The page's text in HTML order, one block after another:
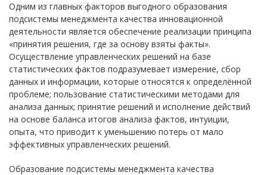
Одним из главных факторов выгодного образования
подсистемы менеджмента качества инновационной
деятельности является обеспечение реализации принципа
«принятия решения, где за основу взяты факты».
Осуществление управленческих решений на базе
статистических фактов подразумевает измерение, сбор
данных и информации, которые относятся к определённой
проблеме; пользование статистическими методами для
анализа данных; принятие решений и исполнение действий
на основе баланса итогов анализа фактов, интуиции,
опыта, что приводит к уменьшению потерь от мало
эффективных управленческих решений.
Образование подсистемы менеджмента качества